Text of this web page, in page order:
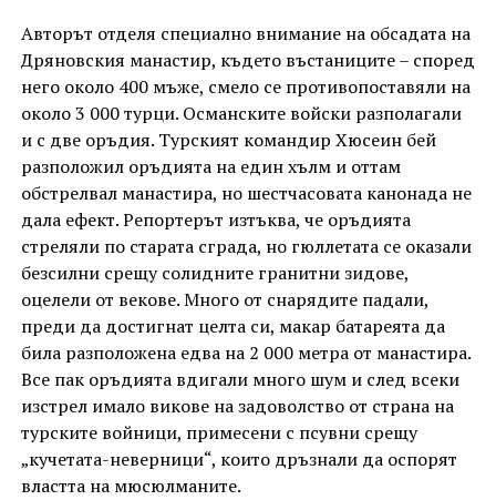
Авторът отделя специално внимание на обсадата на
Дряновския манастир, където въстаниците – според
него около 400 мъже, смело се противопоставяли на
около 3 000 турци. Османските войски разполагали
и с две оръдия. Турският командир Хюсеин бей
разположил оръдията на един хълм и оттам
обстрелвал манастира, но шестчасовата канонада не
дала ефект. Репортерът изтъква, че оръдията
стреляли по старата сграда, но гюллетата се оказали
безсилни срещу солидните гранитни зидове,
оцелели от векове. Много от снарядите падали,
преди да достигнат целта си, макар батареята да
била разположена едва на 2 000 метра от манастира.
Все пак оръдията вдигали много шум и след всеки
изстрел имало викове на задоволство от страна на
турските войници, примесени с псувни срещу
„кучетата-неверници“, които дръзнали да оспорят
властта на мюсюлманите.